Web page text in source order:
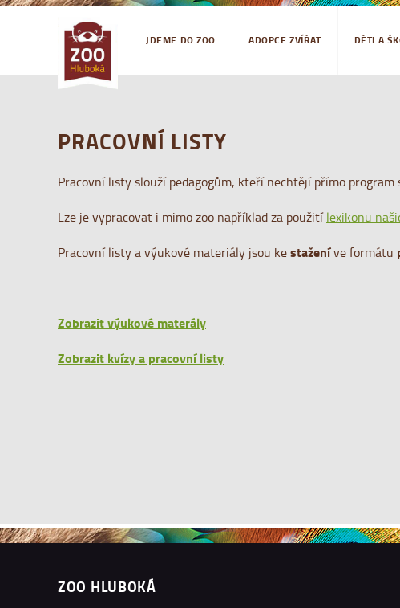
JDEME DO ZOO ADOPCE ZVÍŘAT DĚTI A
PRACOVNÍ LISTY
Pracovní listy slouží pedagogům, kteří nechtějí přímo
Lze je vypracovat i mimo zoo například za použitílexikonu
Pracovní listy a výukové materiály jsou kestaženíve formátu
Zobrazit výukové materály
Zobrazit kvízy a pracovní listy
ZOO HLUBOKÁ